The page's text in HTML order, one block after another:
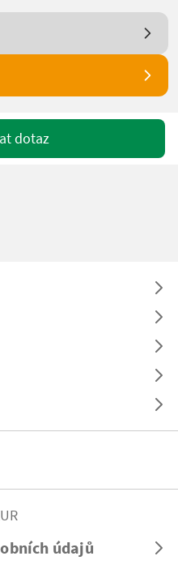
dotaz
údajů